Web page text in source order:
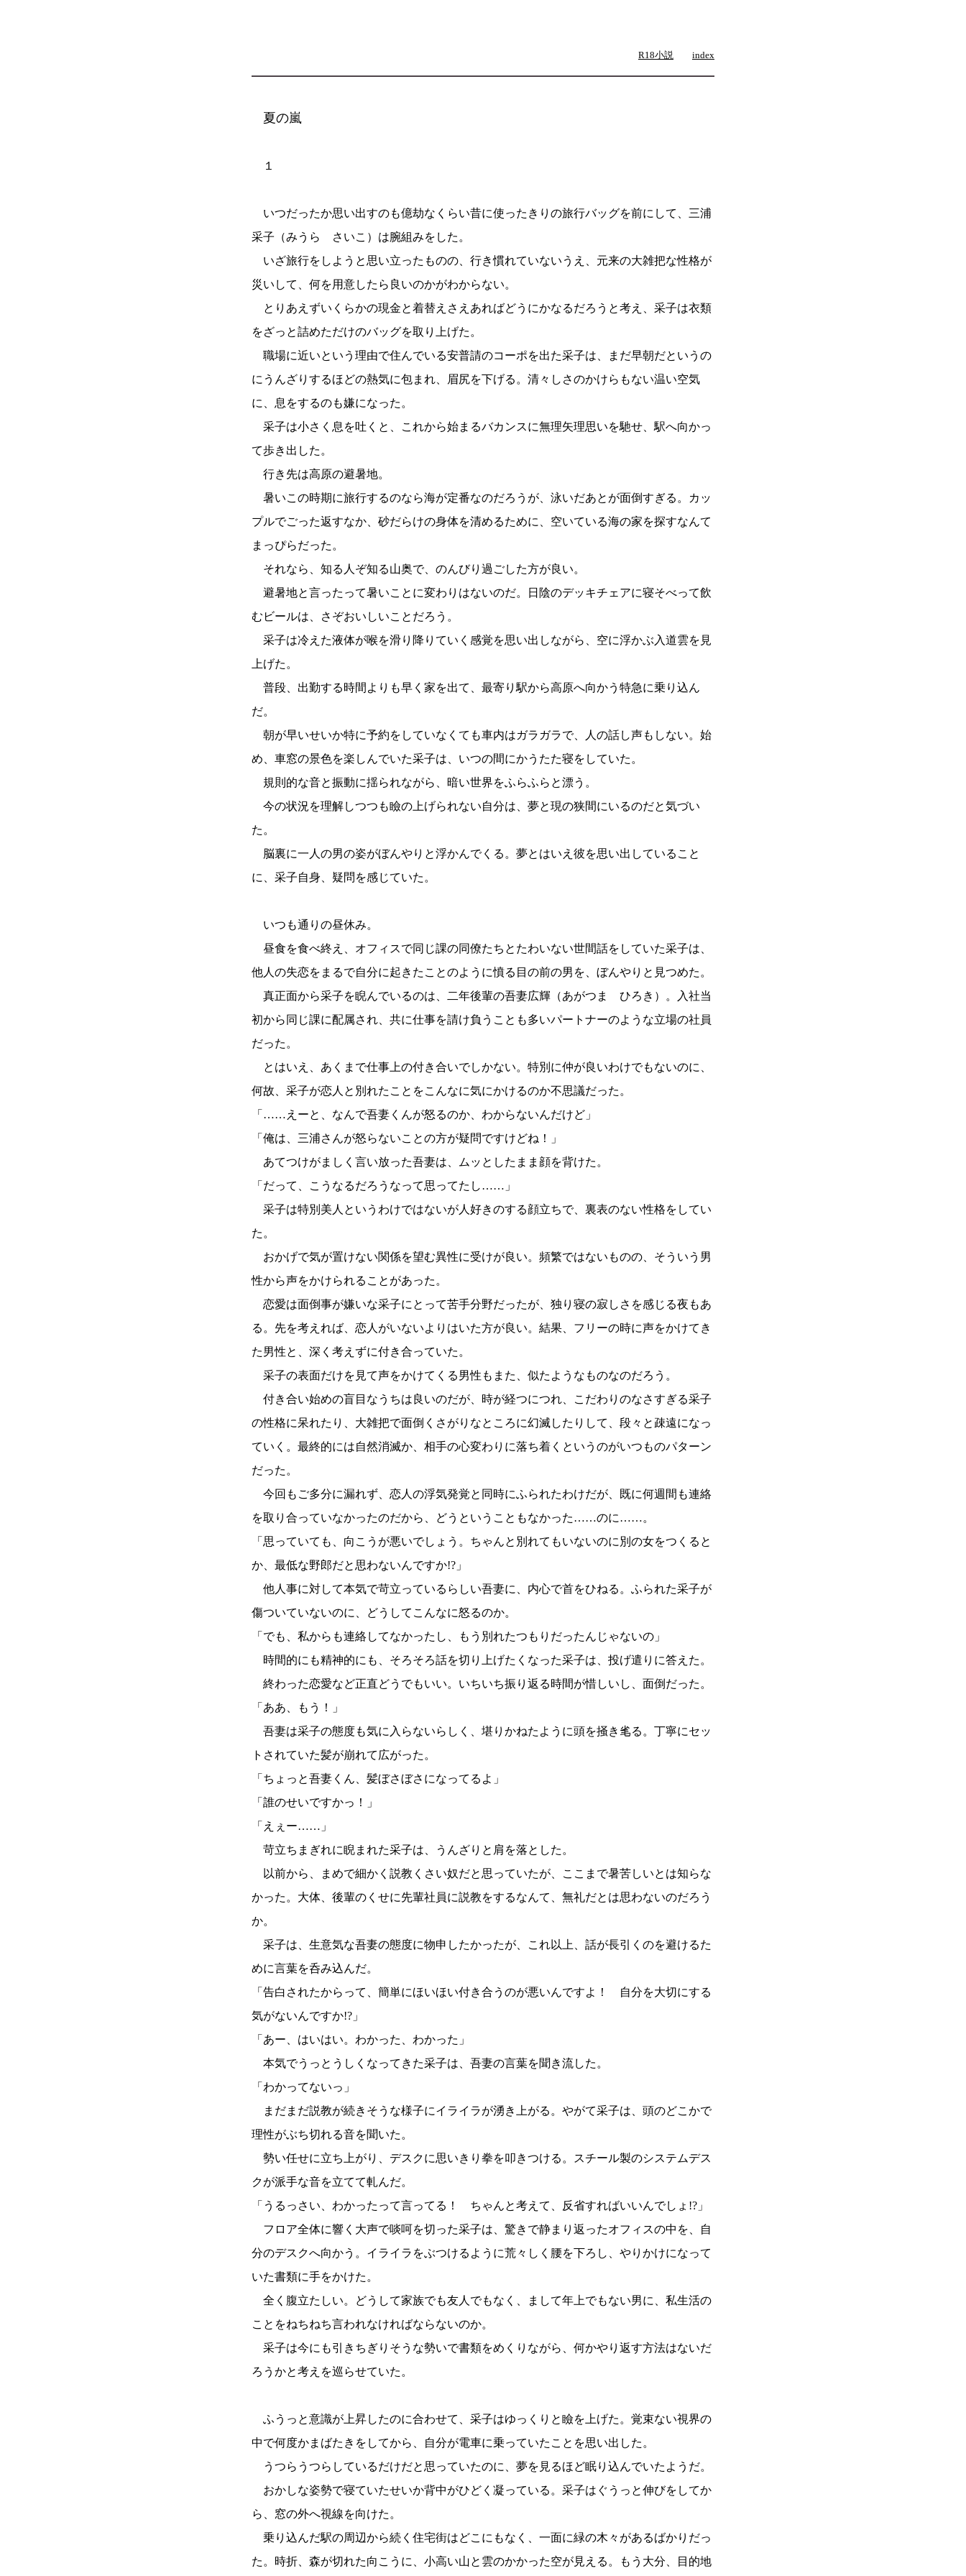
R18小説 index
夏の嵐
１
いつだったか思い出すのも億劫なくらい昔に使ったきりの旅行バッグを前にして、三浦
采子（みうら さいこ）は腕組みをした。
いざ旅行をしようと思い立ったものの、行き慣れていないうえ、元来の大雑把な性格が
災いして、何を用意したら良いのかがわからない。
とりあえずいくらかの現金と着替えさえあればどうにかなるだろうと考え、采子は衣類
をざっと詰めただけのバッグを取り上げた。
職場に近いという理由で住んでいる安普請のコーポを出た采子は、まだ早朝だというの
にうんざりするほどの熱気に包まれ、眉尻を下げる。清々しさのかけらもない温い空気
に、息をするのも嫌になった。
采子は小さく息を吐くと、これから始まるバカンスに無理矢理思いを馳せ、駅へ向かっ
て歩き出した。
行き先は高原の避暑地。
暑いこの時期に旅行するのなら海が定番なのだろうが、泳いだあとが面倒すぎる。カッ
プルでごった返すなか、砂だらけの身体を清めるために、空いている海の家を探すなんて
まっぴらだった。
それなら、知る人ぞ知る山奥で、のんびり過ごした方が良い。
避暑地と言ったって暑いことに変わりはないのだ。日陰のデッキチェアに寝そべって飲
むビールは、さぞおいしいことだろう。
采子は冷えた液体が喉を滑り降りていく感覚を思い出しながら、空に浮かぶ入道雲を見
上げた。
普段、出勤する時間よりも早く家を出て、最寄り駅から高原へ向かう特急に乗り込ん
だ。
朝が早いせいか特に予約をしていなくても車内はガラガラで、人の話し声もしない。始
め、車窓の景色を楽しんでいた采子は、いつの間にかうたた寝をしていた。
規則的な音と振動に揺られながら、暗い世界をふらふらと漂う。
今の状況を理解しつつも瞼の上げられない自分は、夢と現の狭間にいるのだと気づい
た。
脳裏に一人の男の姿がぼんやりと浮かんでくる。夢とはいえ彼を思い出していること
に、采子自身、疑問を感じていた。
いつも通りの昼休み。
昼食を食べ終え、オフィスで同じ課の同僚たちとたわいない世間話をしていた采子は、
他人の失恋をまるで自分に起きたことのように憤る目の前の男を、ぼんやりと見つめた。
真正面から采子を睨んでいるのは、二年後輩の吾妻広輝（あがつま ひろき）。入社当
初から同じ課に配属され、共に仕事を請け負うことも多いパートナーのような立場の社員
だった。
とはいえ、あくまで仕事上の付き合いでしかない。特別に仲が良いわけでもないのに、
何故、采子が恋人と別れたことをこんなに気にかけるのか不思議だった。
「……えーと、なんで吾妻くんが怒るのか、わからないんだけど」
「俺は、三浦さんが怒らないことの方が疑問ですけどね！」
あてつけがましく言い放った吾妻は、ムッとしたまま顔を背けた。
「だって、こうなるだろうなって思ってたし……」
采子は特別美人というわけではないが人好きのする顔立ちで、裏表のない性格をしてい
た。
おかげで気が置けない関係を望む異性に受けが良い。頻繁ではないものの、そういう男
性から声をかけられることがあった。
恋愛は面倒事が嫌いな采子にとって苦手分野だったが、独り寝の寂しさを感じる夜もあ
る。先を考えれば、恋人がいないよりはいた方が良い。結果、フリーの時に声をかけてき
た男性と、深く考えずに付き合っていた。
采子の表面だけを見て声をかけてくる男性もまた、似たようなものなのだろう。
付き合い始めの盲目なうちは良いのだが、時が経つにつれ、こだわりのなさすぎる采子
の性格に呆れたり、大雑把で面倒くさがりなところに幻滅したりして、段々と疎遠になっ
ていく。最終的には自然消滅か、相手の心変わりに落ち着くというのがいつものパターン
だった。
今回もご多分に漏れず、恋人の浮気発覚と同時にふられたわけだが、既に何週間も連絡
を取り合っていなかったのだから、どうということもなかった……のに……。
「思っていても、向こうが悪いでしょう。ちゃんと別れてもいないのに別の女をつくると
か、最低な野郎だと思わないんですか!?」
他人事に対して本気で苛立っているらしい吾妻に、内心で首をひねる。ふられた采子が
傷ついていないのに、どうしてこんなに怒るのか。
「でも、私からも連絡してなかったし、もう別れたつもりだったんじゃないの」
時間的にも精神的にも、そろそろ話を切り上げたくなった采子は、投げ遣りに答えた。
終わった恋愛など正直どうでもいい。いちいち振り返る時間が惜しいし、面倒だった。
「ああ、もう！」
吾妻は采子の態度も気に入らないらしく、堪りかねたように頭を掻き毟る。丁寧にセッ
トされていた髪が崩れて広がった。
「ちょっと吾妻くん、髪ぼさぼさになってるよ」
「誰のせいですかっ！」
「えぇー……」
苛立ちまぎれに睨まれた采子は、うんざりと肩を落とした。
以前から、まめで細かく説教くさい奴だと思っていたが、ここまで暑苦しいとは知らな
かった。大体、後輩のくせに先輩社員に説教をするなんて、無礼だとは思わないのだろう
か。
采子は、生意気な吾妻の態度に物申したかったが、これ以上、話が長引くのを避けるた
めに言葉を呑み込んだ。
「告白されたからって、簡単にほいほい付き合うのが悪いんですよ！ 自分を大切にする
気がないんですか!?」
「あー、はいはい。わかった、わかった」
本気でうっとうしくなってきた采子は、吾妻の言葉を聞き流した。
「わかってないっ」
まだまだ説教が続きそうな様子にイライラが湧き上がる。やがて采子は、頭のどこかで
理性がぶち切れる音を聞いた。
勢い任せに立ち上がり、デスクに思いきり拳を叩きつける。スチール製のシステムデス
クが派手な音を立てて軋んだ。
「うるっさい、わかったって言ってる！ ちゃんと考えて、反省すればいいんでしょ!?」
フロア全体に響く大声で啖呵を切った采子は、驚きで静まり返ったオフィスの中を、自
分のデスクへ向かう。イライラをぶつけるように荒々しく腰を下ろし、やりかけになって
いた書類に手をかけた。
全く腹立たしい。どうして家族でも友人でもなく、まして年上でもない男に、私生活の
ことをねちねち言われなければならないのか。
采子は今にも引きちぎりそうな勢いで書類をめくりながら、何かやり返す方法はないだ
ろうかと考えを巡らせていた。
ふうっと意識が上昇したのに合わせて、采子はゆっくりと瞼を上げた。覚束ない視界の
中で何度かまばたきをしてから、自分が電車に乗っていたことを思い出した。
うつらうつらしているだけだと思っていたのに、夢を見るほど眠り込んでいたようだ。
おかしな姿勢で寝ていたせいか背中がひどく凝っている。采子はぐうっと伸びをしてか
ら、窓の外へ視線を向けた。
乗り込んだ駅の周辺から続く住宅街はどこにもなく、一面に緑の木々があるばかりだっ
た。時折、森が切れた向こうに、小高い山と雲のかかった空が見える。もう大分、目的地